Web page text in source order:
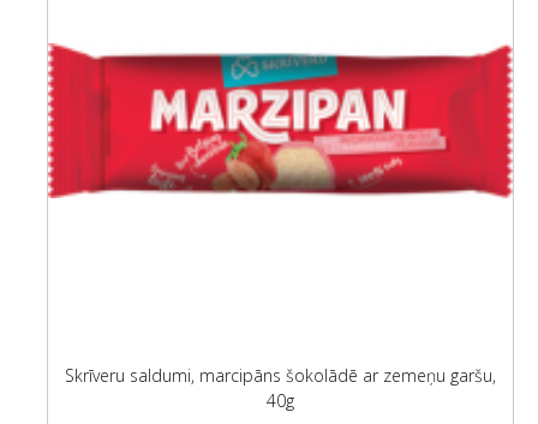
Skrīveru saldumi, marcipāns šokolādē ar zemeņu garšu,
40g